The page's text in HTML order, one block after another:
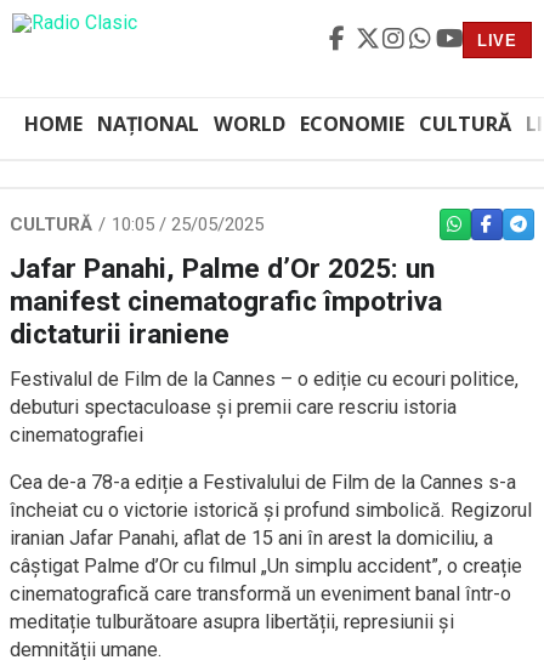
LIVE
HOME NAȚIONAL WORLD ECONOMIE CULTURĂ
CULTURĂ 10:05 / 25/05/2025 WHATSAPP
Jafar Panahi, Palme d’Or 2025: un
manifest cinematografic împotriva
dictaturii iraniene
Festivalul de Film de la Cannes – o ediție cu ecouri politice,
debuturi spectaculoase și premii care rescriu istoria
cinematografiei
Cea de-a 78-a ediție a Festivalului de Film de la Cannes s-a
încheiat cu o victorie istorică și profund simbolică. Regizorul
iranian Jafar Panahi, aflat de 15 ani în arest la domiciliu, a
câștigat Palme d’Or cu filmul „Un simplu accident”, o creație
cinematografică care transformă un eveniment banal într-o
meditație tulburătoare asupra libertății, represiunii și
demnității umane.